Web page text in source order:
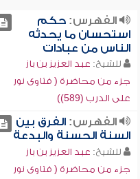
الفهرس:حكم
استحسان ما يحدثه
الناس من عبادات
للشيخ: عبد العزيز بن باز
جزء من محاضرة ( فتاوى نور
على الدرب (589))
الفهرس:الفرق بين
السنة الحسنة والبدعة
للشيخ: عبد العزيز بن باز
جزء من محاضرة ( فتاوى نور